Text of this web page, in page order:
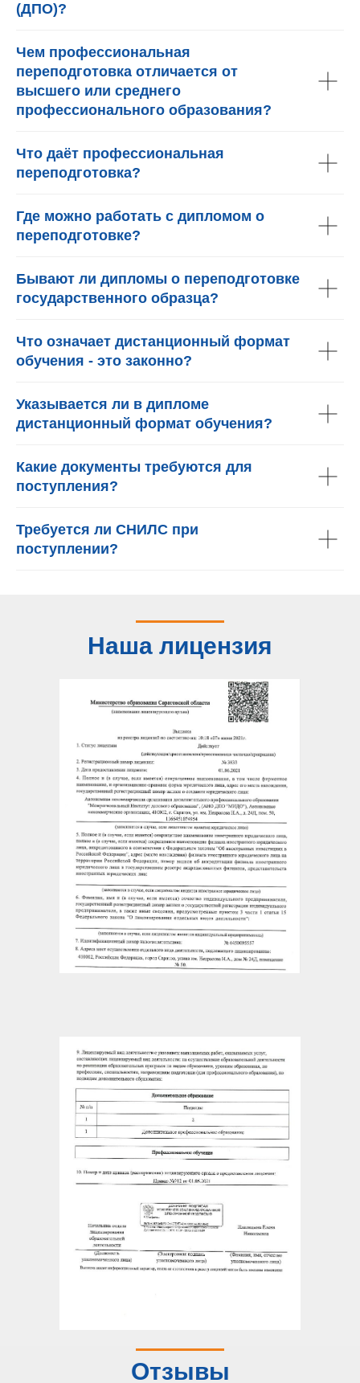
(ДПО)?
Чем профессиональная
переподготовка отличается от
высшего или среднего
профессионального образования?
Что даёт профессиональная
переподготовка?
Где можно работать с дипломом о
переподготовке?
Бывают ли дипломы о переподготовке
государственного образца?
Что означает дистанционный формат
обучения - это законно?
Указывается ли в дипломе
дистанционный формат обучения?
Какие документы требуются для
поступления?
Требуется ли СНИЛС при
поступлении?
Наша лицензия
Отзывы